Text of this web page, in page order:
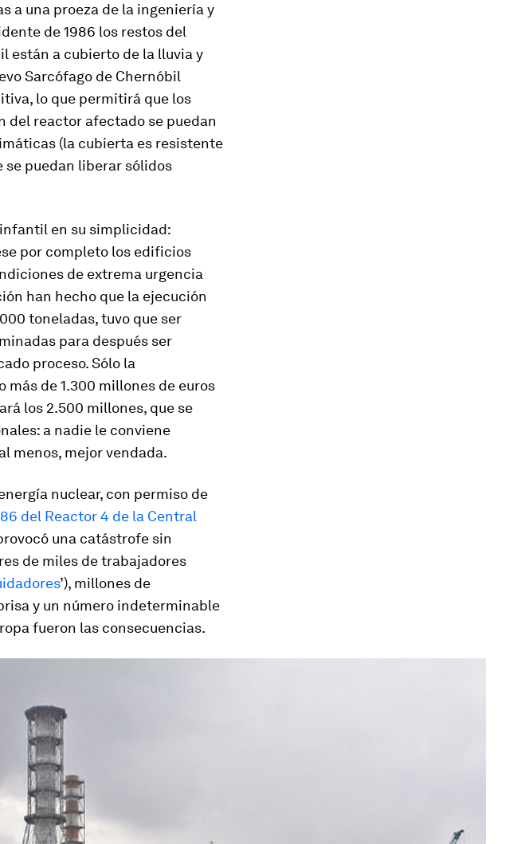
a una proeza de la ingeniería y
de 1986 los restos del
están a cubierto de la lluvia y
Sarcófago de Chernóbil
lo que permitirá que los
del reactor afectado se puedan
(la cubierta es resistente
se puedan liberar sólidos
en su simplicidad:
por completo los edificios
de extrema urgencia
han hecho que la ejecución
toneladas, tuvo que ser
para después ser
proceso. Sólo la
de 1.300 millones de euros
los 2.500 millones, que se
a nadie le conviene
menos, mejor vendada.
nuclear, con permiso de
del Reactor 4 de la Central
una catástrofe sin
de miles de trabajadores
’), millones de
y un número indeterminable
fueron las consecuencias.